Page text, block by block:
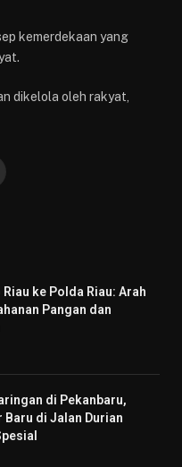
kemerdekaan yang
dikelola oleh rakyat,
ke Polda Riau: Arah
Pangan dan
di Pekanbaru,
Baru di Jalan Durian